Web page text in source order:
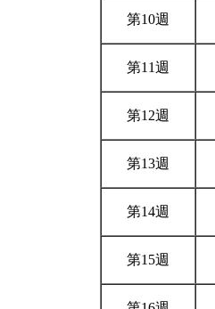
第10週
第11週
第12週
第13週
第14週
第15週